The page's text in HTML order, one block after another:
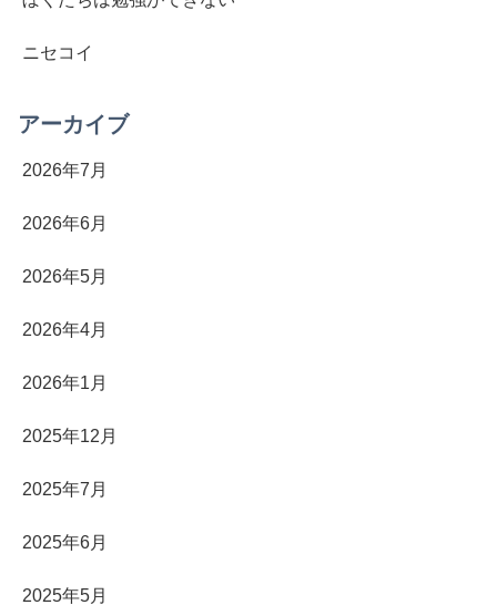
ニセコイ
アーカイブ
2026年7月
2026年6月
2026年5月
2026年4月
2026年1月
2025年12月
2025年7月
2025年6月
2025年5月